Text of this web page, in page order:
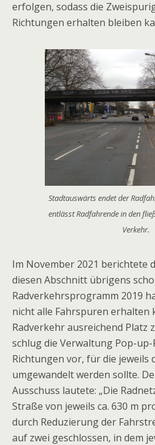
erfolgen, sodass die
Richtungen erhalten bleiben
Stadtauswärts endet der
entlässt Radfahrende in den
Verkehr.
Im November 2021 berichtete
diesen Abschnitt übrigens
Radverkehrsprogramm 2019
nicht alle Fahrspuren erhalten
Radverkehr ausreichend Platz
schlug die Verwaltung Pop-up-
Richtungen vor, für die jeweils
umgewandelt werden sollte.
Ausschuss lautete: „Die
Straße von jeweils ca. 630 m
durch Reduzierung der
auf zwei geschlossen, in dem